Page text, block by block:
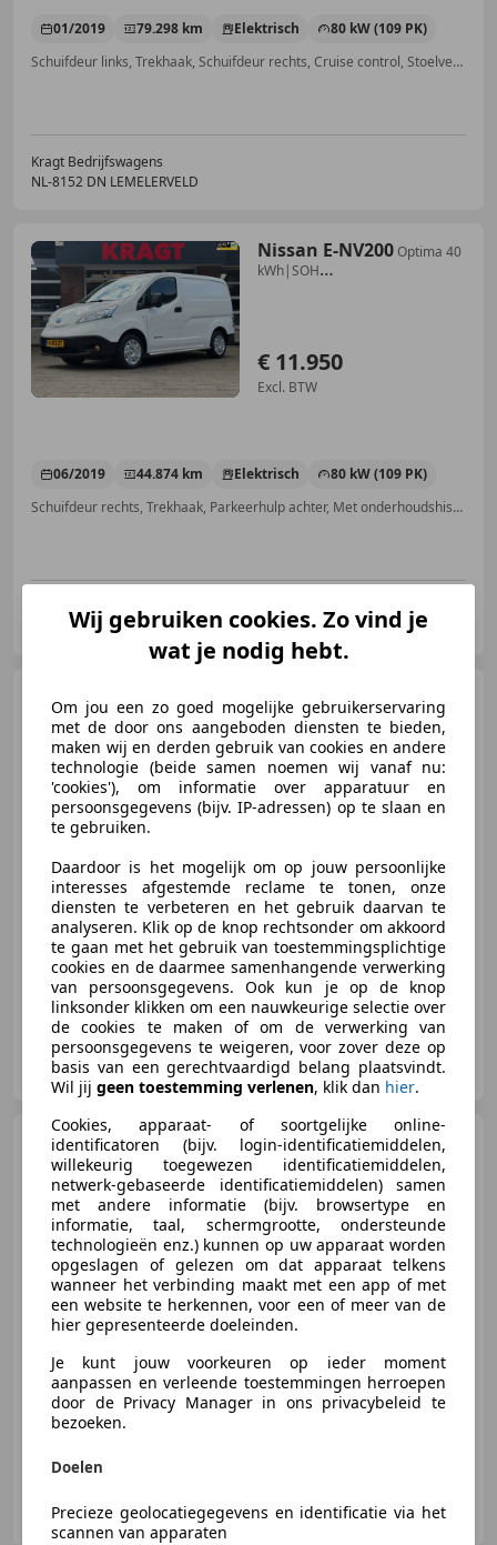
01/2019 79.298 km Elektrisch
80 kW (109 PK)
Schuifdeur links, Trekhaak, Schuifdeur rechts, Cruise control, Stoelverwarming, Navigatiesysteem, Parkeerhulp met camera, Stuurwielverwarming
Kragt Bedrijfswagens
NL-8152 DN LEMELERVELD
Nissan E-NV200Optima 40
kWh|SOH
€ 11.950
Excl. BTW
06/2019 44.874 km Elektrisch
80 kW (109 PK)
Schuifdeur rechts, Trekhaak, Parkeerhulp achter, Met onderhoudshistorie, Parkeerhulp met camera, Parkeerhulp voor, Cruise control, Airbag bestuurder
Kragt Bedrijfswagens
NL-8152 DN LEMELERVELD
Toyota Proace City
Electric Toyota PROACE
CITY|NAP|airco|cruise|achte
€ 13.950
02/2022 153.334 km Elektrisch
57 kW (77 PK)
Kragt Bedrijfswagens
NL-8152 DN LEMELERVELD
Opel Vivaro1.6 CDTI L1H1
Sport
EcoFlex|145pk|EURO6|NAP|airco|
€ 5.950
Excl. BTW
03/2017 273.221 km Diesel
107 kW (145 PK)
NL-8152 DN LEMELERVELD
Wij gebruiken cookies. Zo vind je
wat je nodig hebt.
Om jou een zo goed mogelijke gebruikerservaring
met de door ons aangeboden diensten te bieden,
maken wij en derden gebruik van cookies en andere
technologie (beide samen noemen wij vanaf nu:
'cookies'), om informatie over apparatuur en
persoonsgegevens (bijv. IP-adressen) op te slaan en
te gebruiken.
Daardoor is het mogelijk om op jouw persoonlijke
interesses afgestemde reclame te tonen, onze
diensten te verbeteren en het gebruik daarvan te
analyseren. Klik op de knop rechtsonder om akkoord
te gaan met het gebruik van toestemmingsplichtige
cookies en de daarmee samenhangende verwerking
van persoonsgegevens. Ook kun je op de knop
linksonder klikken om een nauwkeurige selectie over
de cookies te maken of om de verwerking van
persoonsgegevens te weigeren, voor zover deze op
basis van een gerechtvaardigd belang plaatsvindt.
Wil jij geen toestemming verlenen, klik dan hier.
Cookies, apparaat- of soortgelijke online-
identificatoren (bijv. login-identificatiemiddelen,
willekeurig toegewezen identificatiemiddelen,
netwerk-gebaseerde identificatiemiddelen) samen
met andere informatie (bijv. browsertype en
informatie, taal, schermgrootte, ondersteunde
technologieën enz.) kunnen op uw apparaat worden
opgeslagen of gelezen om dat apparaat telkens
wanneer het verbinding maakt met een app of met
een website te herkennen, voor een of meer van de
hier gepresenteerde doeleinden.
Je kunt jouw voorkeuren op ieder moment
aanpassen en verleende toestemmingen herroepen
door de Privacy Manager in ons privacybeleid te
bezoeken.
Doelen
Precieze geolocatiegegevens en identificatie via het
scannen van apparaten